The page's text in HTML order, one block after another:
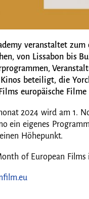
veranstaltet
von Lissabon bis
beteiligt, die
europäische
2024 wird am 1.
ein eigenes
Höhepunkt.
of European